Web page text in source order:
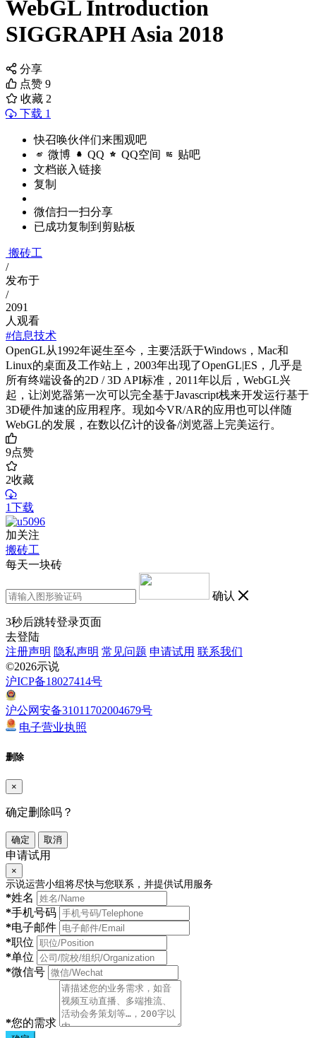
WebGL Introduction
SIGGRAPH Asia 2018
分享
点赞 9
收藏 2
下载 1
快召唤伙伴们来围观吧
微博 QQ QQ空间 贴吧
文档嵌入链接
复制
微信扫一扫分享
已成功复制到剪贴板
搬砖工
/
发布于
/
2091
人观看
#信息技术
OpenGL从1992年诞生至今，主要活跃于Windows，Mac和
Linux的桌面及工作站上，2003年出现了OpenGL|ES，几乎是
所有终端设备的2D / 3D API标准，2011年以后，WebGL兴
起，让浏览器第一次可以完全基于Javascript栈来开发运行基于
3D硬件加速的应用程序。现如今VR/AR的应用也可以伴随
WebGL的发展，在数以亿计的设备/浏览器上完美运行。
9点赞
2收藏
1下载
加关注
搬砖工
每天一块砖
确认
3秒后跳转登录页面
去登陆
注册声明 隐私声明 常见问题 申请试用 联系我们
©2026示说
沪ICP备18027414号
沪公网安备31011702004679号
电子营业执照
删除
×
确定删除吗？
确定 取消
申请试用
×
示说运营小组将尽快与您联系，并提供试用服务
*姓名
*手机号码
*电子邮件
*职位
*单位
*微信号
*您的需求